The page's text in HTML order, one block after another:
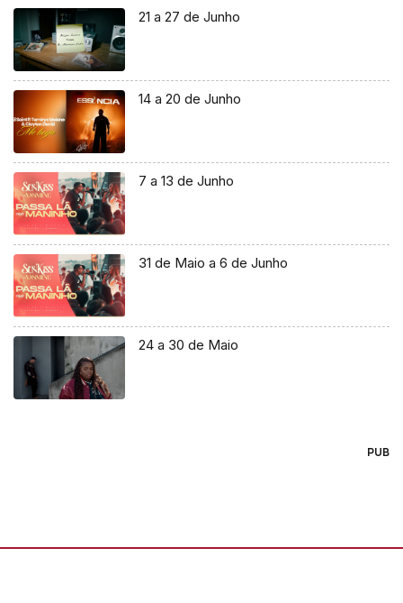
21 a 27 de Junho
14 a 20 de Junho
7 a 13 de Junho
31 de Maio a 6 de Junho
24 a 30 de Maio
PUB